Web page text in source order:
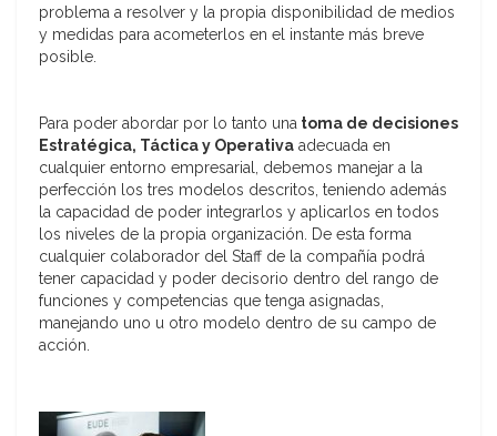
problema a resolver y la propia disponibilidad de medios
y medidas para acometerlos en el instante más breve
posible.
Para poder abordar por lo tanto una toma de decisiones
Estratégica, Táctica y Operativa adecuada en
cualquier entorno empresarial, debemos manejar a la
perfección los tres modelos descritos, teniendo además
la capacidad de poder integrarlos y aplicarlos en todos
los niveles de la propia organización. De esta forma
cualquier colaborador del Staff de la compañía podrá
tener capacidad y poder decisorio dentro del rango de
funciones y competencias que tenga asignadas,
manejando uno u otro modelo dentro de su campo de
acción.